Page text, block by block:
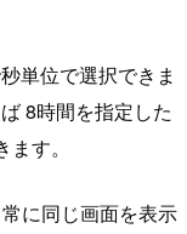
単位で選択できま
8時間を指定した
ます。
に同じ画面を表示